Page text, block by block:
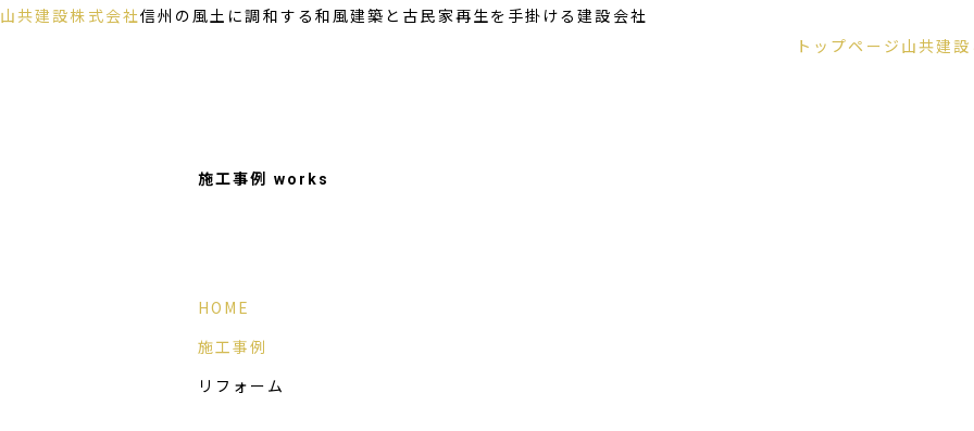
山共建設株式会社信州の風土に調和する和風建築と古民家再生を手掛ける建設会社
トップページ 山共建
トップ
施工事例 works
HOME
施工事例
リフォーム